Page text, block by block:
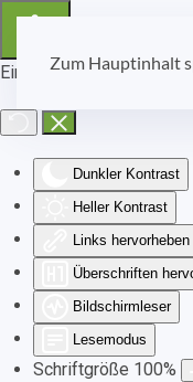
Eingabehilfen öffnen
Dunkler Kontrast
Heller Kontrast
Links hervorheben
Überschriften
Bildschirmleser
Lesemodus
Schriftgröße 100%
Zum Hauptinhalt